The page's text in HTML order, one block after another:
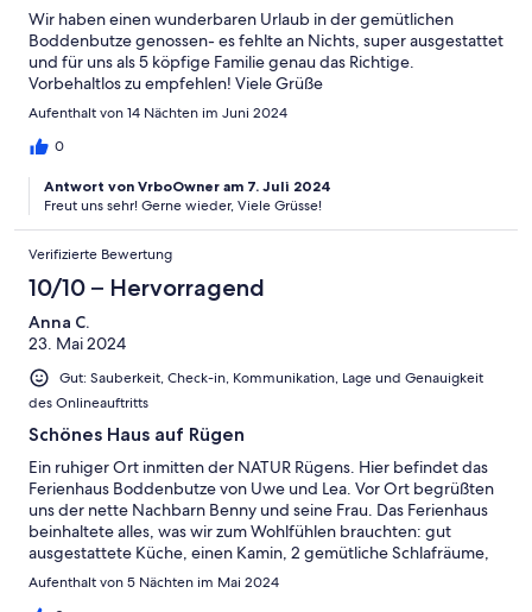
Wir haben einen wunderbaren Urlaub in der gemütlichen
Boddenbutze genossen- es fehlte an Nichts, super ausgestattet
und für uns als 5 köpfige Familie genau das Richtige.
Vorbehaltlos zu empfehlen! Viele Grüße
Aufenthalt von 14 Nächten im Juni 2024
0
Antwort von VrboOwner am 7. Juli 2024
Freut uns sehr! Gerne wieder, Viele Grüsse!
Verifizierte Bewertung
10/10 – Hervorragend
Anna C.
23. Mai 2024
Gut: Sauberkeit, Check-in, Kommunikation, Lage und Genauigkeit
des Onlineauftritts
Schönes Haus auf Rügen
Ein ruhiger Ort inmitten der NATUR Rügens. Hier befindet das
Ferienhaus Boddenbutze von Uwe und Lea. Vor Ort begrüßten
uns der nette Nachbarn Benny und seine Frau. Das Ferienhaus
beinhaltete alles, was wir zum Wohlfühlen brauchten: gut
ausgestattete Küche, einen Kamin, 2 gemütliche Schlafräume,
Bad mit Wanne und großem Spiegel, viele tolle
Aufenthalt von 5 Nächten im Mai 2024